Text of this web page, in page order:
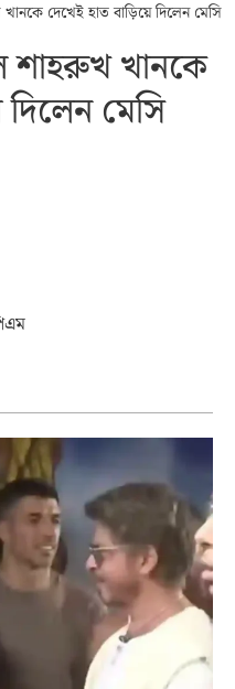
দেখেই হাত বাড়িয়ে দিলেন মেসি
শাহরুখ খানকে
মেসি